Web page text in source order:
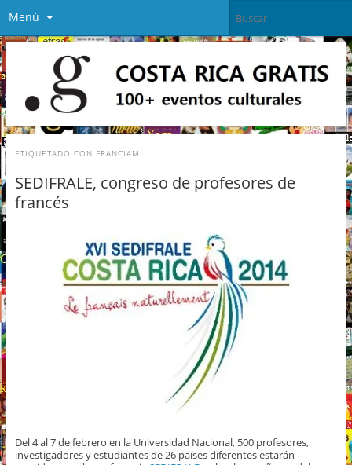
Menú
ETIQUETADO CON FRANCIAM
SEDIFRALE, congreso de profesores de
francés
Del 4 al 7 de febrero en la Universidad Nacional, 500 profesores,
investigadores y estudiantes de 26 países diferentes estarán